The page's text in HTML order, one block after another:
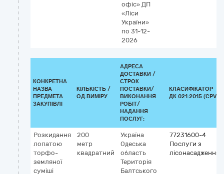
офіс» ДП
«Ліси
України»
по 31-12-
2026
КОНКРЕТНА
НАЗВА
ПРЕДМЕТА
ЗАКУПІВЛІ
КІЛЬКІСТЬ /
ОД.ВИМІРУ
АДРЕСА
ДОСТАВКИ /
СТРОК
ПОСТАВКИ/
ВИКОНАННЯ
РОБІТ/
НАДАННЯ
ПОСЛУГ:
КЛАСИФІКАТОР
ДК 021:2015 (CPV)
Розкидання
лопатою
торфо-
земляної
суміші
200
метр
квадратний
Україна
Одеська
область
Територія
Балтського
77231600-4
Послуги з
лісонасадження